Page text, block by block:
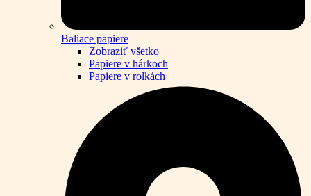
Baliace papiere
Zobraziť všetko
Papiere v hárkoch
Papiere v rolkách